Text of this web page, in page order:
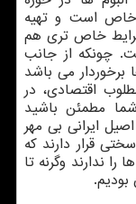
خاص است و تهیه
خاص تری هم
چونكه از جانب
می باشد
اقتصادی، در
مطمئن باشید
ایرانی بی مهر
قرار دارند كه
ندارند وگرنه تا